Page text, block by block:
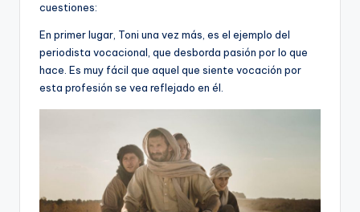
cuestiones:
En primer lugar, Toni una vez más, es el ejemplo del
periodista vocacional, que desborda pasión por lo que
hace. Es muy fácil que aquel que siente vocación por
esta profesión se vea reflejado en él.